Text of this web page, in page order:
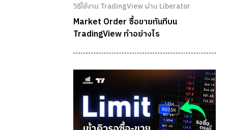
วิธีใช้งาน TradingView ผ่าน Liberator
Market Order ซื้อขายทันทีบน
TradingView ทำอย่างไร